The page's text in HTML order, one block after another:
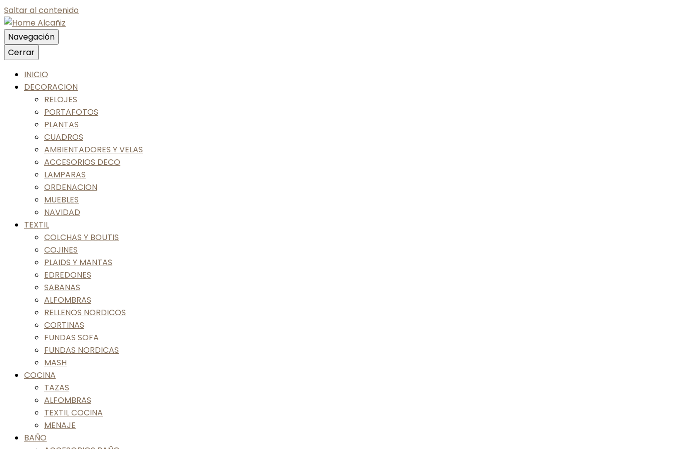
Saltar al contenido
Home Alcañiz
Nos gusta tu casa, nos gustas tú
Navegación
Cerrar
INICIO
DECORACION
RELOJES
PORTAFOTOS
PLANTAS
CUADROS
AMBIENTADORES Y VELAS
ACCESORIOS DECO
LAMPARAS
ORDENACION
MUEBLES
NAVIDAD
TEXTIL
COLCHAS Y BOUTIS
COJINES
PLAIDS Y MANTAS
EDREDONES
SABANAS
ALFOMBRAS
RELLENOS NORDICOS
CORTINAS
FUNDAS SOFA
FUNDAS NORDICAS
MASH
COCINA
TAZAS
ALFOMBRAS
TEXTIL COCINA
MENAJE
BAÑO